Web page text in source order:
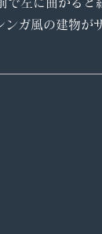
ンガ風の建物が